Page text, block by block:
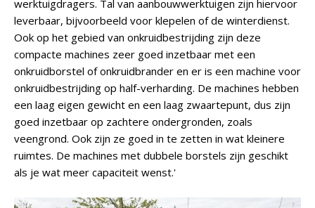
werktuigdragers. Tal van aanbouwwerktuigen zijn hiervoor
leverbaar, bijvoorbeeld voor klepelen of de winterdienst.
Ook op het gebied van onkruidbestrijding zijn deze
compacte machines zeer goed inzetbaar met een
onkruidborstel of onkruidbrander en er is een machine voor
onkruidbestrijding op half-verharding. De machines hebben
een laag eigen gewicht en een laag zwaartepunt, dus zijn
goed inzetbaar op zachtere ondergronden, zoals
veengrond. Ook zijn ze goed in te zetten in wat kleinere
ruimtes. De machines met dubbele borstels zijn geschikt
als je wat meer capaciteit wenst.'